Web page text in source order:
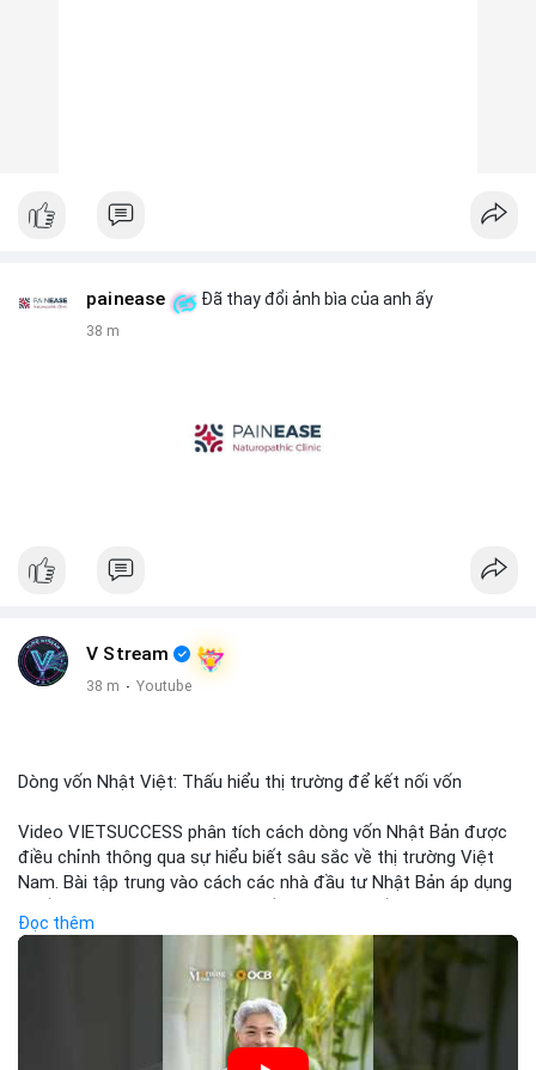
painease Đã thay đổi ảnh bìa của anh ấy
38 m
V Stream
38 m · Youtube
Dòng vốn Nhật Việt: Thấu hiểu thị trường để kết nối vốn
Video VIETSUCCESS phân tích cách dòng vốn Nhật Bản được
điều chỉnh thông qua sự hiểu biết sâu sắc về thị trường Việt
Nam. Bài tập trung vào cách các nhà đầu tư Nhật Bản áp dụng
đầu tư trực tiếp vào doanh nghiệp đến việc giao dịch tài chính.
Kết nối này không chỉ tạo cơ hội tăng trưởng cho Việt Nam mà
còn tạo ra động lực cho thị trường crypto địa phương khi các
nhà đầu tư đa quốc gia tìm kiếm cơ hội đa dạng. Các yếu tố
như chính sách tài chính Việt Nam, xu hướng đầu tư ESG, và ổn
định thị trường sẽ ảnh hưởng trực tiếp đến lưu lượng vốn nhập
Đọc thêm